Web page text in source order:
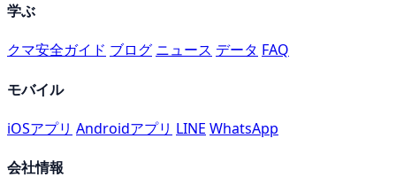
学ぶ
クマ安全ガイド ブログ ニュース データ FAQ
モバイル
iOSアプリ Androidアプリ LINE WhatsApp
会社情報